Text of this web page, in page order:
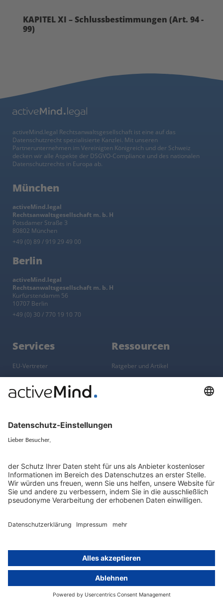
KAPITEL XI – Schlussbestimmungen (Art. 94 -
99)
activeMind.legal Rechtsanwaltsgesellschaft ist eine auf das
Datenschutzrecht spezialisierte Kanzlei. Mit unseren
Partnerunternehmen im Vereinigten Königreich und der Schweiz
decken wir alle Aspekte der DSGVO-Compliance und des nationalen
Datenschutzrechts in Europa ab.
München
activeMind.legal
Rechtsanwaltsgesellschaft m. b. H
Potsdamer Straße 3
80802 München
+49 (0) 89 / 919 29 49 00
Berlin
activeMind.legal
Rechtsanwaltsgesellschaft m. b. H
Kurfürstendamm 56
10707 Berlin
+49 (0) 30 / 770 19 10 70
Services
EU-Vertreter
Künstliche Intelligenz
Hinweisgebersystem mit
Whistleblowing-Ombudsperson
Ressourcen
Ratgeber und Artikel
Über
Über uns
Unsere Experten
Presse, Medien & Events
Gruppe
activeMind AG (Deutschland)
activeMind.ch (Schweiz)
Königreich)
Online-Schulungs-Portal
Karriereportal